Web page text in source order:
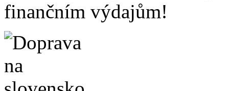
finančním výdajům!